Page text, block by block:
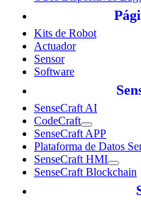
Kits de Robot
Actuador
Sensor
Software
SenseCraft AI
CodeCraft
SenseCraft APP
Plataforma de Datos
SenseCraft HMI
SenseCraft Blockchain